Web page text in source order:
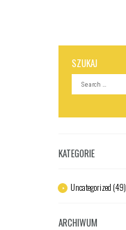
SZUKAJ
KATEGORIE
Uncategorized (49)
ARCHIWUM